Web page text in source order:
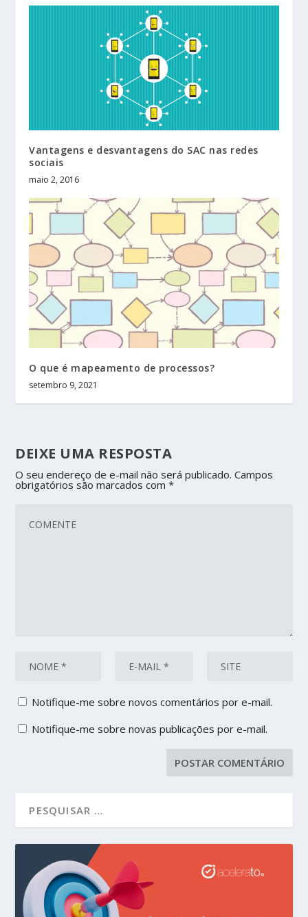
Vantagens e desvantagens do SAC nas redes
sociais
maio 2, 2016
O que é mapeamento de processos?
setembro 9, 2021
DEIXE UMA RESPOSTA
O seu endereço de e-mail não será publicado. Campos
obrigatórios são marcados com*
Notifique-me sobre novos comentários por e-mail.
Notifique-me sobre novas publicações por e-mail.